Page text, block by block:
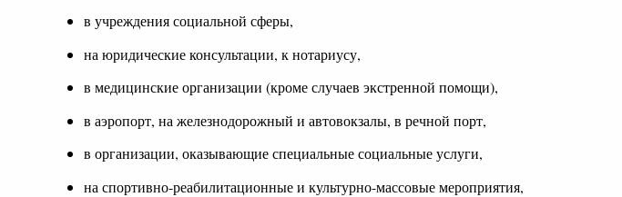
в учреждения социальной сферы,
на юридические консультации, к нотариусу,
в медицинские организации (кроме случаев экстренной помощи),
в аэропорт, на железнодорожный и автовокзалы, в речной порт,
в организации, оказывающие специальные социальные услуги,
на спортивно-реабилитационные и культурно-массовые мероприятия,